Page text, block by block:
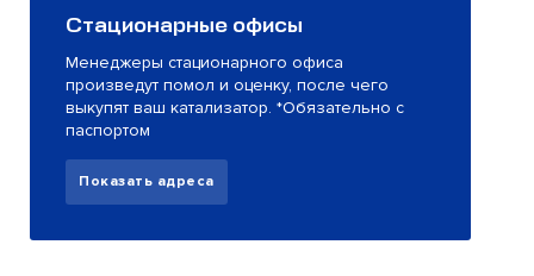
Стационарные офисы
Менеджеры стационарного офиса
произведут помол и оценку, после чего
выкупят ваш катализатор. *Обязательно с
паспортом
Показать адреса